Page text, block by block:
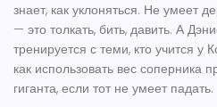
знает, как уклоняться. Не умеет
— это толкать, бить, давить. А
тренируется с теми, кто учится у
как использовать вес соперника
гиганта, если тот не умеет падать.